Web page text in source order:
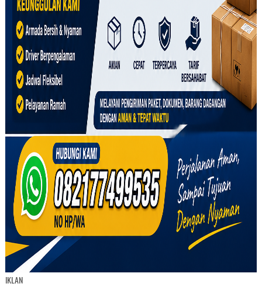
IKLAN